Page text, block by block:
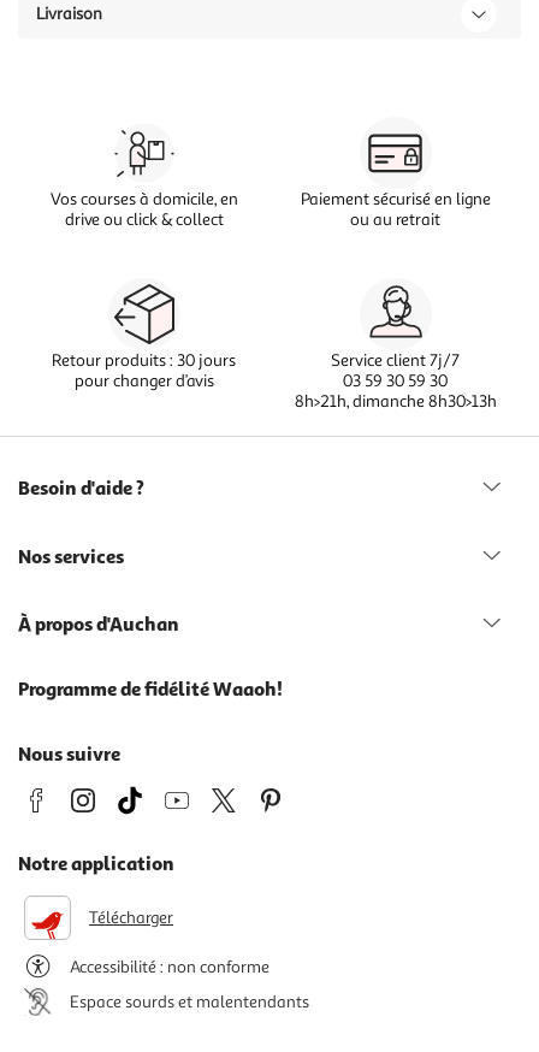
Livraison
Vos courses à domicile, en
drive ou click & collect
Paiement sécurisé en ligne
ou au retrait
Retour produits : 30 jours
pour changer d’avis
Service client 7j/7
03 59 30 59 30
8h>21h, dimanche 8h30>13h
Besoin d'aide ?
Nos services
À propos d'Auchan
Programme de fidélité Waaoh!
Nous suivre
Notre application
Télécharger
Accessibilité : non conforme
Espace sourds et malentendants